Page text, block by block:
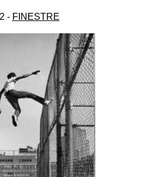
LAMBRETTA
MSM
TSUNAMI
ZAM
MILANO
- FINESTRE